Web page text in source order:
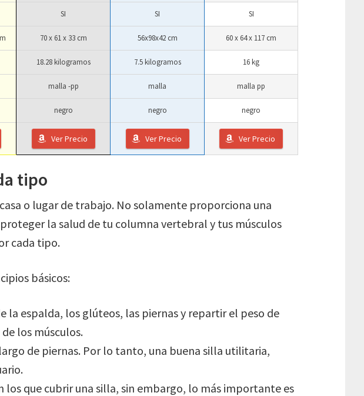
SI SI SI
70 x 61 x 33 cm 56x98x42 cm 60 x 64 x 117 cm
18.28 kilogramos 7.5 kilogramos 16 kg
malla -pp malla malla pp
negro negro negro
Ver Precio Ver Precio Ver Precio
tipo
o lugar de trabajo. No solamente proporciona una
la salud de tu columna vertebral y tus músculos
cada tipo.
básicos:
espalda, los glúteos, las piernas y repartir el peso de
los músculos.
de piernas. Por lo tanto, una buena silla utilitaria,
que cubrir una silla, sin embargo, lo más importante es